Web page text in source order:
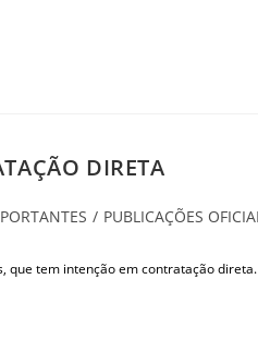
DIRETA
/ PUBLICAÇÕES
tem intenção em contratação direta.